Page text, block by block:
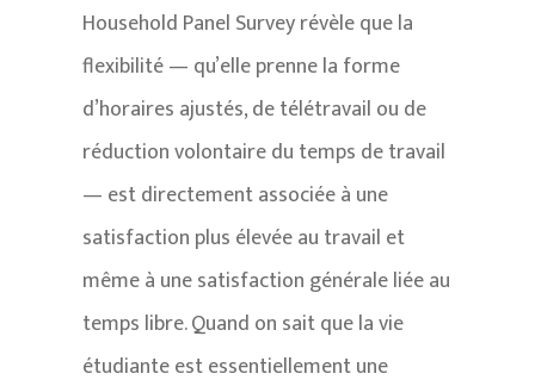
Household Panel Survey révèle que la
flexibilité — qu’elle prenne la forme
d’horaires ajustés, de télétravail ou de
réduction volontaire du temps de travail
— est directement associée à une
satisfaction plus élevée au travail et
même à une satisfaction générale liée au
temps libre. Quand on sait que la vie
étudiante est essentiellement une